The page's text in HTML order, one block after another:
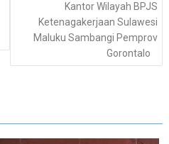
Kantor Wilayah BPJS
Ketenagakerjaan Sulawesi
Maluku Sambangi Pemprov
Gorontalo